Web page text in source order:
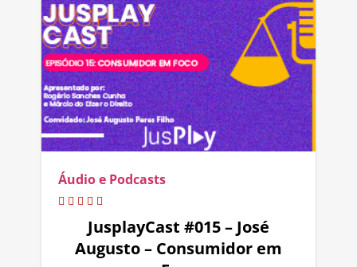
Áudio e Podcasts
JusplayCast #015 – José
Augusto – Consumidor em